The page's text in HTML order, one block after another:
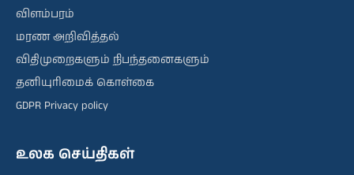
விளம்பரம்
மரண அறிவித்தல்
விதிமுறைகளும் நிபந்தனைகளும்
தனியுரிமைக் கொள்கை
GDPR Privacy policy
உலக செய்திகள்